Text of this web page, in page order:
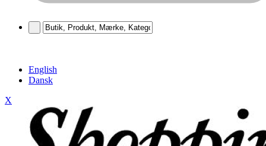
English
Dansk
X